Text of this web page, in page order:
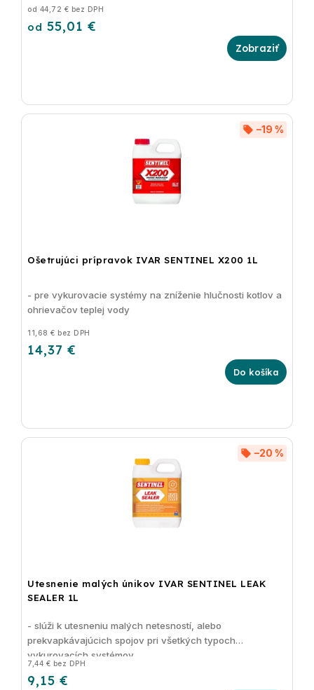
od 44,72 € bez DPH
od 55,01 €
Ošetrujúci prípravok IVAR SENTINEL X200 1L
–19 %
11,68 € bez DPH
14,37 €
Do košíka
- pre vykurovacie systémy na zníženie hlučnosti kotlov a
ohrievačov teplej vody
Utesnenie malých únikov IVAR SENTINEL LEAK
SEALER 1L
–20 %
7,44 € bez DPH
9,15 €
- slúži k utesneniu malých netesností, alebo
prekvapkávajúcich spojov pri všetkých typoch
vykurovacích systémov